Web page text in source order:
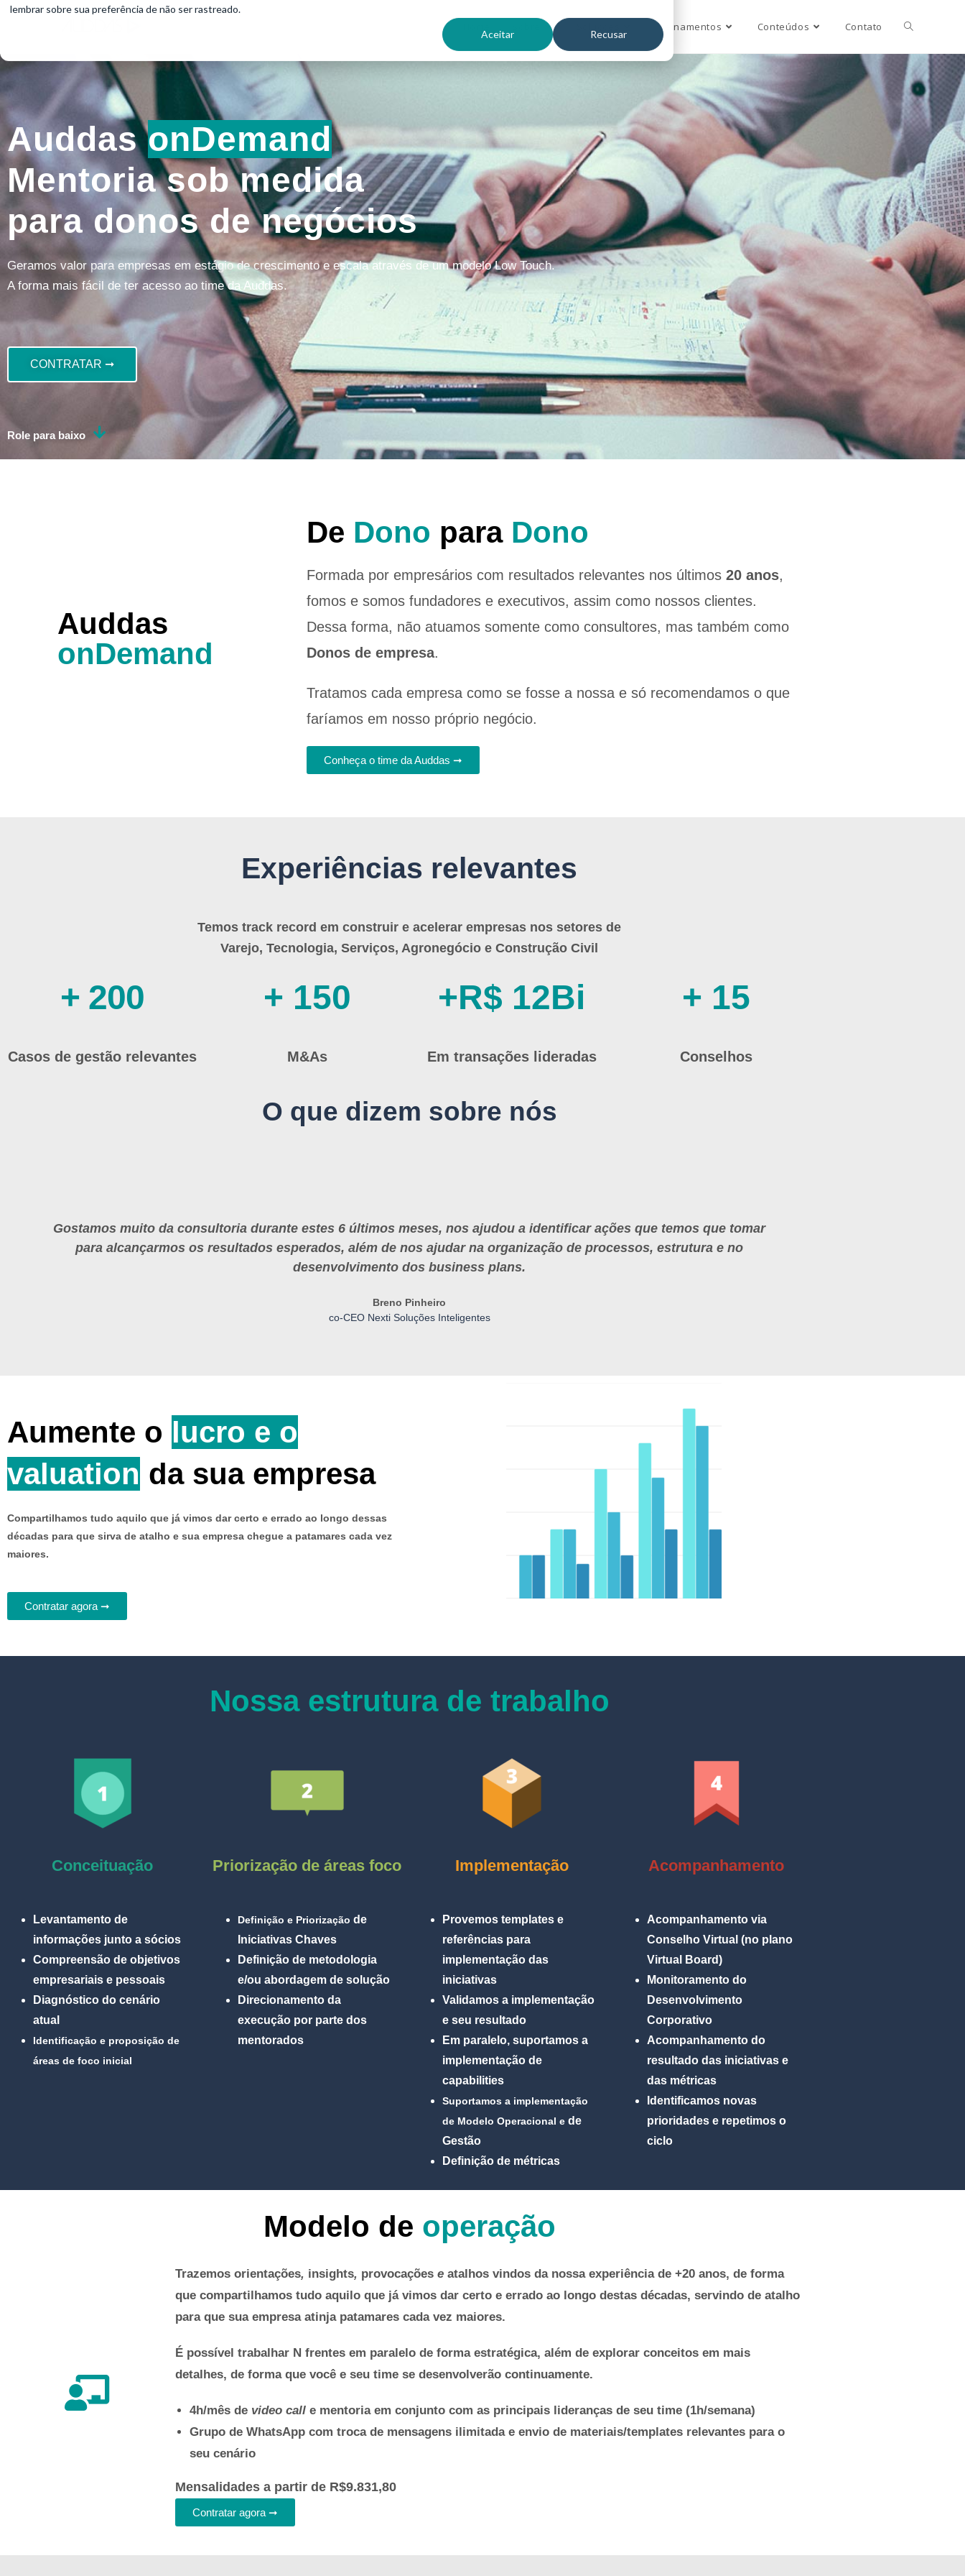
lembrar sobre sua preferência de não ser rastreado.
Aceitar Recusar
Treinamentos Conteúdos Contato
AuddasonDemand
Mentoria sob medida
para donos de negócios
Geramos valor para empresas em estágio de crescimento e escala através de um modelo Low Touch.
A forma mais fácil de ter acesso ao time da Auddas.
CONTRATAR ➞
Role para baixo
Auddas
onDemand
De Dono para Dono
Formada por empresários com resultados relevantes nos últimos 20 anos,
fomos e somos fundadores e executivos, assim como nossos clientes.
Dessa forma, não atuamos somente como consultores, mas também como
Donos de empresa.
Tratamos cada empresa como se fosse a nossa e só recomendamos o que
faríamos em nosso próprio negócio.
Conheça o time da Auddas ➞
Experiências relevantes
Temos track record em construir e acelerar empresas nos setores de
Varejo, Tecnologia, Serviços, Agronegócio e Construção Civil
+ 200
Casos de gestão relevantes
+ 150
M&As
+R$ 12Bi
Em transações lideradas
+ 15
Conselhos
O que dizem sobre nós
Gostamos muito da consultoria durante estes 6 últimos meses, nos ajudou a identificar ações que temos que tomar
para alcançarmos os resultados esperados, além de nos ajudar na organização de processos, estrutura e no
desenvolvimento dos business plans.
Breno Pinheiro
co-CEO Nexti Soluções Inteligentes
Aumente o lucro e o
valuation da sua empresa
Compartilhamos tudo aquilo que já vimos dar certo e errado ao longo dessas
décadas para que sirva de atalho e sua empresa chegue a patamares cada vez
maiores.
Contratar agora ➞
Nossa estrutura de trabalho
Conceituação
Levantamento de
informações junto a sócios
Compreensão de objetivos
empresariais e pessoais
Diagnóstico do cenário
atual
Identificação e proposição de
áreas de foco inicial
Priorização de áreas foco
Definição e Priorização de
Iniciativas Chaves
Definição de metodologia
e/ou abordagem de solução
Direcionamento da
execução por parte dos
mentorados
Implementação
Provemos templates e
referências para
implementação das
iniciativas
Validamos a implementação
e seu resultado
Em paralelo, suportamos a
implementação de
capabilities
Suportamos a implementação
de Modelo Operacional e de
Gestão
Definição de métricas
Acompanhamento
Acompanhamento via
Conselho Virtual (no plano
Virtual Board)
Monitoramento do
Desenvolvimento
Corporativo
Acompanhamento do
resultado das iniciativas e
das métricas
Identificamos novas
prioridades e repetimos o
ciclo
Modelo de operação
Trazemos orientações, insights, provocações e atalhos vindos da nossa experiência de +20 anos, de forma
que compartilhamos tudo aquilo que já vimos dar certo e errado ao longo destas décadas, servindo de atalho
para que sua empresa atinja patamares cada vez maiores.
É possível trabalhar N frentes em paralelo de forma estratégica, além de explorar conceitos em mais
detalhes, de forma que você e seu time se desenvolverão continuamente.
4h/mês de video call e mentoria em conjunto com as principais lideranças de seu time (1h/semana)
Grupo de WhatsApp com troca de mensagens ilimitada e envio de materiais/templates relevantes para o
seu cenário
Mensalidades a partir de R$9.831,80
Contratar agora ➞